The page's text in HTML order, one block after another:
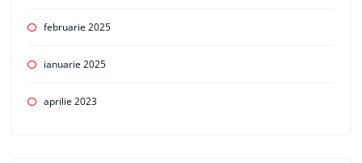
februarie 2025
ianuarie 2025
aprilie 2023